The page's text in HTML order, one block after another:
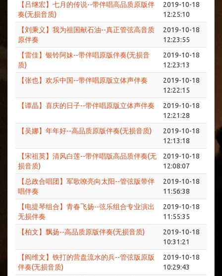
【吕继宏】七月的传说--带伴唱高品质原版伴
奏(无损音质)
2019-10-18
12:25:10
【刘秉义】我为祖国献石油--真正管弦高音质
原伴奏
2019-10-18
12:23:55
【雷佳】银铃阿妹--带伴唱原版伴奏(无损音
质)
2019-10-18
12:23:13
【张也】欢乐中国--带伴唱原版立体声伴奏
2019-10-18
12:22:15
【谭晶】喜庆的日子--带伴唱原版立体声伴奏
2019-10-18
12:21:28
【吴娜】年年好--高品质原版伴奏(无损音质)
2019-10-18
12:13:18
【宋祖英】清风白莲--带伴唱版高品质伴奏(无
损音质)
2019-10-18
12:08:07
【总政合唱团】军歌嘹亮向太阳--管弦版带伴
唱伴奏
2019-10-18
11:56:38
【电提琴组合】青春飞扬--弦乐组合专业演出
无损伴奏
2019-10-18
11:55:35
【柏文】飘扬--高品质原版伴奏(无损音质)
2019-10-18
10:31:21
【阎维文】铁打的营盘流水的兵--管弦版原版
伴奏(无损音质)
2019-10-18
10:29:43